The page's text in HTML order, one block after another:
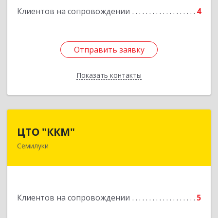
Клиентов на сопровождении 4
Отправить заявку
Показать контакты
Отправить заявку
Назад
ЦТО "ККМ"
Семилуки
Клиентов на сопровождении 5